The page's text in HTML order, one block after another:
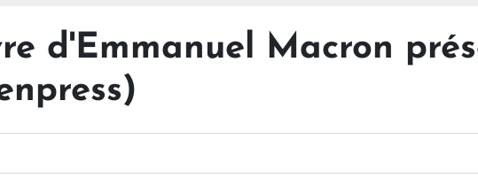
d'Emmanuel Macron